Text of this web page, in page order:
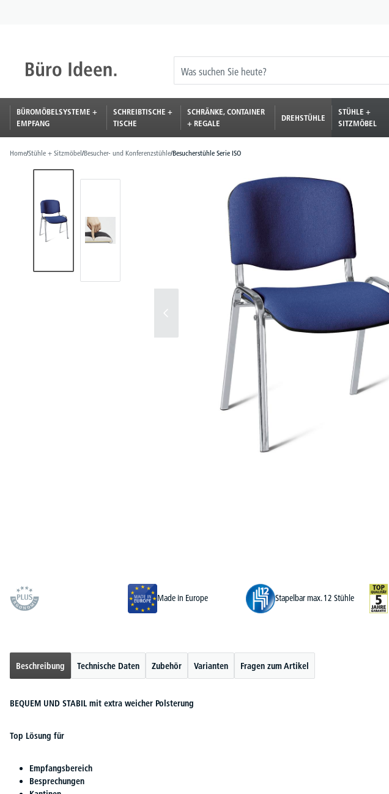
BÜROMÖBELSYSTEME +
EMPFANG
SCHREIBTISCHE +
TISCHE
SCHRÄNKE, CONTAINER
+ REGALE
DREHSTÜHLE
STÜHLE +
SITZMÖBEL
Home/Stühle + Sitzmöbel/Besucher- und Konferenzstühle/Besucherstühle Serie ISO
Made in Europe
Stapelbar max. 12 Stühle
Beschreibung Technische Daten Zubehör Varianten Fragen zum Artikel
BEQUEM UND STABIL mit extra weicher Polsterung
Top Lösung für
Empfangsbereich
Besprechungen